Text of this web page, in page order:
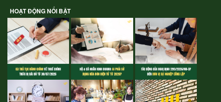
HOẠT ĐỘNG NỔI BẬT